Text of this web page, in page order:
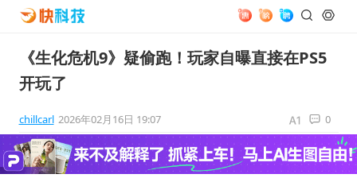
《生化危机9》疑偷跑！玩家自曝直接在PS5
开玩了
chillcarl 2026年02月16日 19:07 0